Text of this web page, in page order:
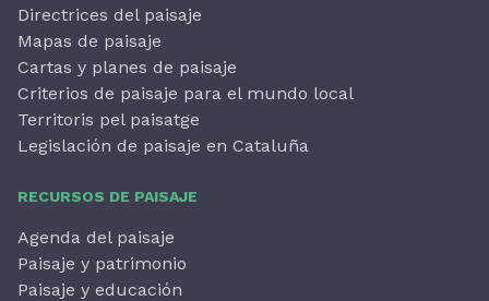
Directrices del paisaje
Mapas de paisaje
Cartas y planes de paisaje
Criterios de paisaje para el mundo local
Territoris pel paisatge
Legislación de paisaje en Cataluña
RECURSOS DE PAISAJE
Agenda del paisaje
Paisaje y patrimonio
Paisaje y educación